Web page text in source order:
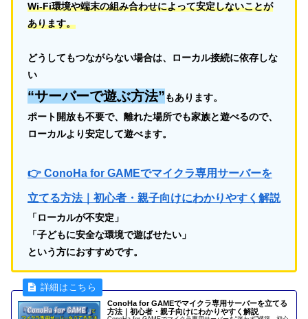
Wi-Fi環境や端末の組み合わせによって安定しないことが
あります。
どうしてもつながらない場合は、ローカル接続に依存しな
い
“サーバーで遊ぶ方法”もあります。
ポート開放も不要で、離れた場所でも家族と遊べるので、
ローカルより安定して遊べます。
👉 ConoHa for GAMEでマイクラ専用サーバーを
立てる方法｜初心者・親子向けにわかりやすく解説
「ローカルが不安定」
「子どもに安全な環境で遊ばせたい」
という方におすすめです。
ConoHa for GAMEでマイクラ専用サーバーを立てる
方法｜初心者・親子向けにわかりやすく解説